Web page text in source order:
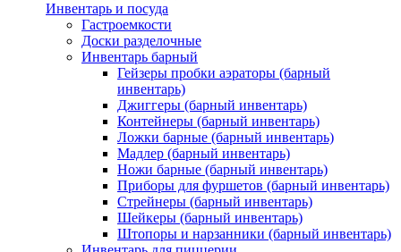
Инвентарь и посуда
Гастроемкости
Доски разделочные
Инвентарь барный
Гейзеры пробки аэраторы (барный
инвентарь)
Джиггеры (барный инвентарь)
Контейнеры (барный инвентарь)
Ложки барные (барный инвентарь)
Мадлер (барный инвентарь)
Ножи барные (барный инвентарь)
Приборы для фуршетов (барный инвентарь)
Стрейнеры (барный инвентарь)
Шейкеры (барный инвентарь)
Штопоры и нарзанники (барный инвентарь)